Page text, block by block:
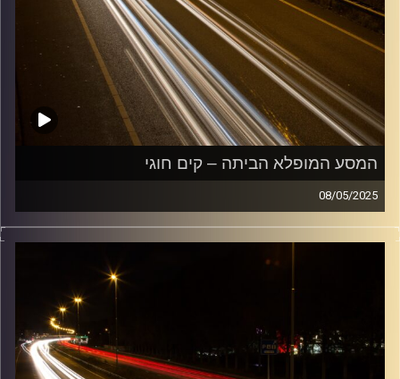
המסע המופלא הביתה – קים חוגי
08/05/2025
מוזיקה שתלווה אותנו אחרי יום עבודה ארוך ותחזיר אותנו
הביתה בשלום עם קים חוגי
קרדיט תמונות: